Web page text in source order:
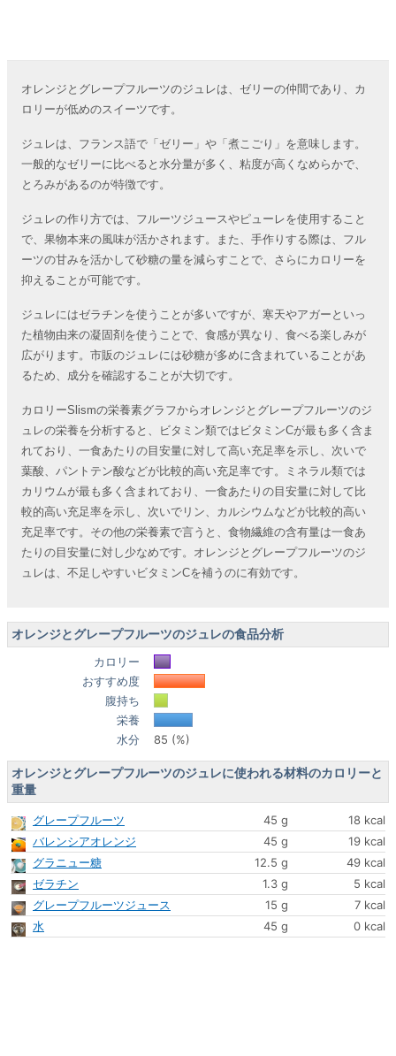
オレンジとグレープフルーツのジュレは、ゼリーの仲間であり、カ
ロリーが低めのスイーツです。
ジュレは、フランス語で「ゼリー」や「煮こごり」を意味します。
一般的なゼリーに比べると水分量が多く、粘度が高くなめらかで、
とろみがあるのが特徴です。
ジュレの作り方では、フルーツジュースやピューレを使用すること
で、果物本来の風味が活かされます。また、手作りする際は、フル
ーツの甘みを活かして砂糖の量を減らすことで、さらにカロリーを
抑えることが可能です。
ジュレにはゼラチンを使うことが多いですが、寒天やアガーといっ
た植物由来の凝固剤を使うことで、食感が異なり、食べる楽しみが
広がります。市販のジュレには砂糖が多めに含まれていることがあ
るため、成分を確認することが大切です。
カロリーSlismの栄養素グラフからオレンジとグレープフルーツのジ
ュレの栄養を分析すると、ビタミン類ではビタミンCが最も多く含ま
れており、一食あたりの目安量に対して高い充足率を示し、次いで
葉酸、パントテン酸などが比較的高い充足率です。ミネラル類では
カリウムが最も多く含まれており、一食あたりの目安量に対して比
較的高い充足率を示し、次いでリン、カルシウムなどが比較的高い
充足率です。その他の栄養素で言うと、食物繊維の含有量は一食あ
たりの目安量に対し少なめです。オレンジとグレープフルーツのジ
ュレは、不足しやすいビタミンCを補うのに有効です。
オレンジとグレープフルーツのジュレの食品分析
カロリー
おすすめ度
腹持ち
栄養
水分
85 (%)
オレンジとグレープフルーツのジュレに使われる材料のカロリーと
重量
グレープフルーツ 45 g
18 kcal
バレンシアオレンジ
45 g
19 kcal
グラニュー糖
12.5 g
49 kcal
ゼラチン
1.3 g
5 kcal
グレープフルーツジュース
15 g
7 kcal
水
45 g 0 kcal